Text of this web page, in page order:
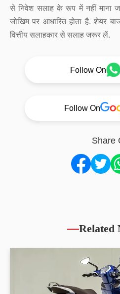
से निवेश सलाह के रूप में नहीं माना
जोखिम पर आधारित होता है. शेयर
वित्तीय सलाहकार से सलाह जरूर लें.
Follow On
Follow On
Share
Related